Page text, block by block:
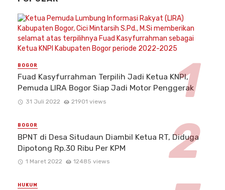
BOGOR
Fuad Kasyfurrahman Terpilih Jadi Ketua KNPI,
Pemuda LIRA Bogor Siap Jadi Motor Penggerak
31 Juli 2022 21901 views
BOGOR
BPNT di Desa Situdaun Diambil Ketua RT, Diduga
Dipotong Rp.30 Ribu Per KPM
1 Maret 2022 12485 views
HUKUM